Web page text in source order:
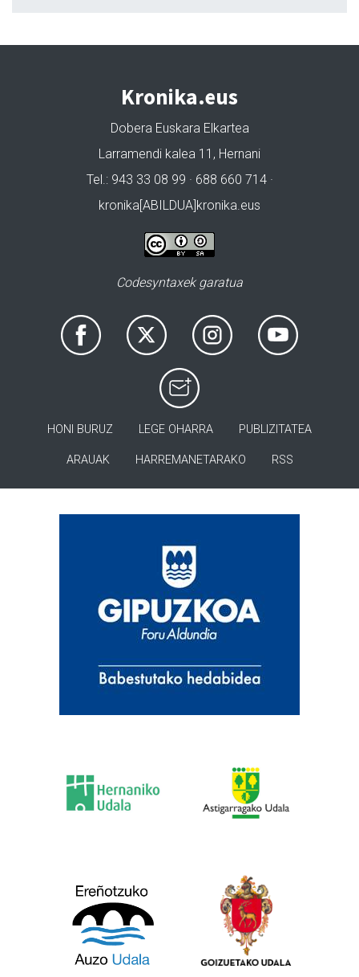
Kronika.eus
Dobera Euskara Elkartea
Larramendi kalea 11, Hernani
Tel.: 943 33 08 99 · 688 660 714 ·
kronika[ABILDUA]kronika.eus
Codesyntaxek garatua
HONI BURUZ LEGE OHARRA PUBLIZITATEA
ARAUAK HARREMANETARAKO RSS